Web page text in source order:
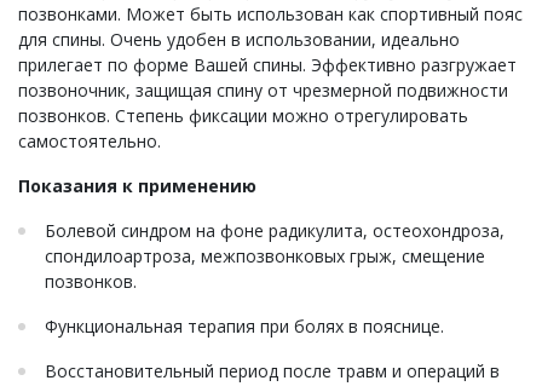
позвонками. Может быть использован как спортивный пояс
для спины. Очень удобен в использовании, идеально
прилегает по форме Вашей спины. Эффективно разгружает
позвоночник, защищая спину от чрезмерной подвижности
позвонков. Степень фиксации можно отрегулировать
самостоятельно.
Показания к применению
Болевой синдром на фоне радикулита, остеохондроза,
спондилоартроза, межпозвонковых грыж, смещение
позвонков.
Функциональная терапия при болях в пояснице.
Восстановительный период после травм и операций в